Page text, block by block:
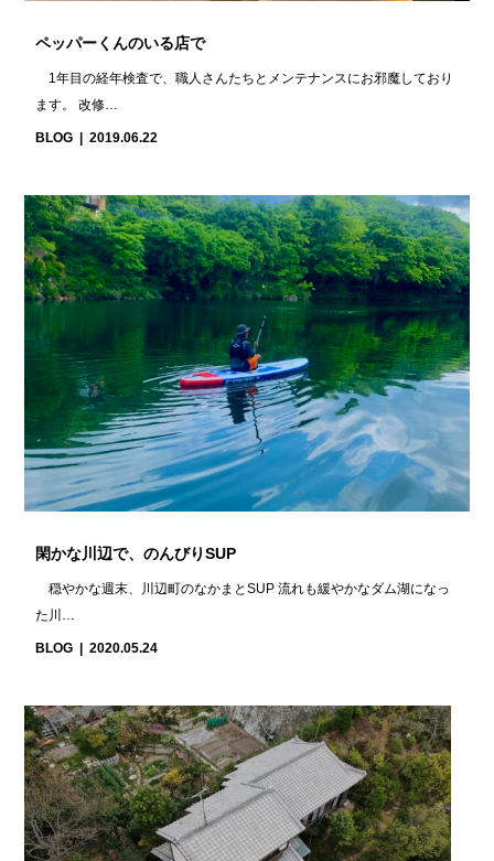
ペッパーくんのいる店で
1年目の経年検査で、職人さんたちとメンテナンスにお邪魔しており
ます。 改修…
BLOG 2019.06.22
閑かな川辺で、のんびりSUP
穏やかな週末、川辺町のなかまとSUP 流れも緩やかなダム湖になっ
た川…
BLOG 2020.05.24